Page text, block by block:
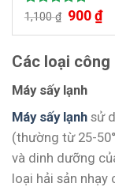
Được xếp
1,100₫ 900₫
Các loại
Máy sấy lạnh
Máy sấy lạnh sử
(thường từ 25-
và dinh dưỡng
loại hải sản